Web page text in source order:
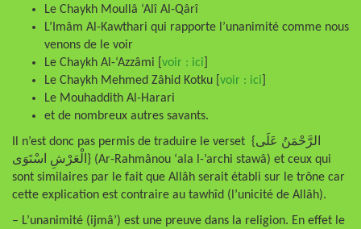
Le Chaykh Moullâ ‘Alî Al-Qârî
L’Imâm Al-Kawthari qui rapporte l’unanimité comme nous
venons de le voir
Le Chaykh Al-‘Azzâmi [ voir : ici
Le Chaykh Mehmed Zâhid Kotku [ voir : ici
Le Mouhaddith Al-Harari
et de nombreux autres savants.
Il n’est donc pas permis de traduire le verset {الرَّحْمَنُ عَلَى
الْعَرْشِ اسْتَوَى} (Ar-Rahmânou ‘ala l-’archi stawâ) et ceux qui
sont similaires par le fait que Allâh serait établi sur le trône car
cette explication est contraire au tawhîd (l’unicité de Allâh).
– L’unanimité (ijmâ’) est une preuve dans la religion. En effet le